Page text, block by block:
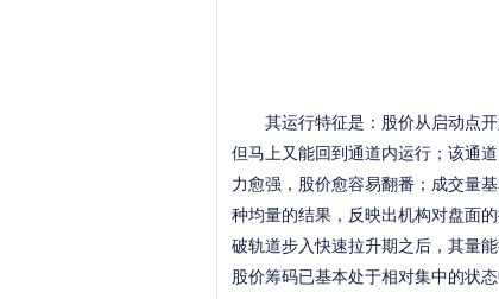
其运行特征是：股价从启动点开
但马上又能回到通道内运行；该通
力愈强，股价愈容易翻番；成交量
种均量的结果，反映出机构对盘面
破轨道步入快速拉升期之后，其量
股价筹码已基本处于相对集中的状